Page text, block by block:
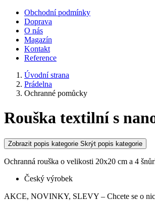
Obchodní podmínky
Doprava
O nás
Magazín
Kontakt
Reference
Úvodní strana
Prádelna
Ochranné pomůcky
Rouška textilní s
Zobrazit popis kategorie Skrýt popis kategorie
Ochranná rouška o velikosti 20x20 cm a 4
Český výrobek
AKCE, NOVINKY, SLEVY – Chcete se o